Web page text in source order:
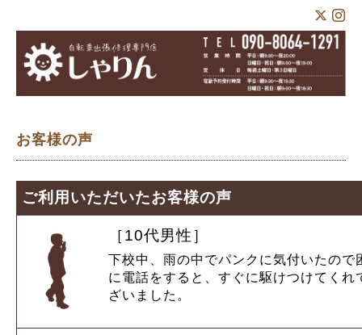
お客様の声
ご利用いただいたお客様の声
［10代男性］
下校中、雨の中でパンクに気付いたの
に電話をすると、すぐに駆けつけてく
ざいました。